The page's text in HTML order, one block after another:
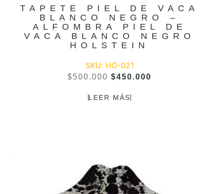
TAPETE PIEL DE VACA
BLANCO NEGRO –
ALFOMBRA PIEL DE
VACA BLANCO NEGRO
HOLSTEIN
SKU: HO-021
$500.000 $450.000
LEER MÁS